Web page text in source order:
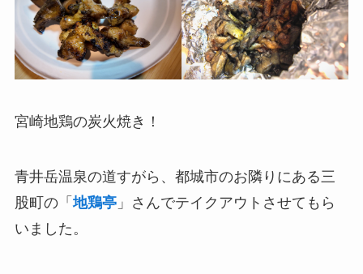
宮崎地鶏の炭火焼き！
青井岳温泉の道すがら、都城市のお隣りにある三
股町の「地鶏亭」さんでテイクアウトさせてもら
いました。